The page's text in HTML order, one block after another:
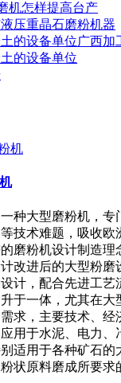
机怎样提高台产
压重晶石磨粉机器
的设备单位广西加
的设备单位
种大型磨粉机，专
技术难题，吸收欧
磨粉机设计制造理
改进后的大型粉磨
计，配合先进工艺
于一体，尤其在大
求，主要技术、经
用于水泥、电力、
适用于各种矿石的
状原料磨成所要求